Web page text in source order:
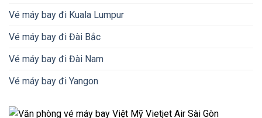
Vé máy bay đi Kuala Lumpur
Vé máy bay đi Đài Bắc
Vé máy bay đi Đài Nam
Vé máy bay đi Yangon